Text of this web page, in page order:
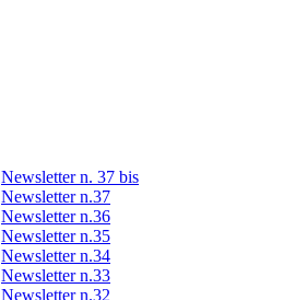
Newsletter n. 37 bis
Newsletter n.37
Newsletter n.36
Newsletter n.35
Newsletter n.34
Newsletter n.33
Newsletter n.32